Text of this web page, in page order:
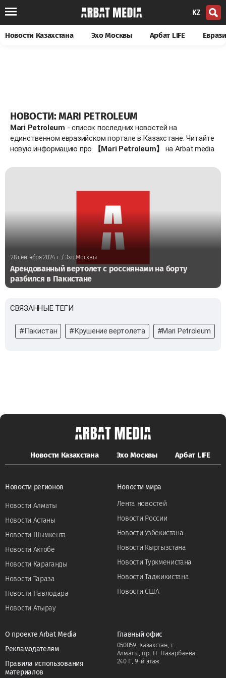
KZ
Новости Казахстана Эхо Москвы Арбат LIFE
НОВОСТИ: MARI PETROLEUM
Mari Petroleum - список последних новостей на
единственном евразийском портале в Казахстане. Читайте
новую информацию про
【Mari Petroleum】 на Arbat media
28 сентября 2024 г./ Эхо Москвы
Арендованный вертолет с россиянами на борту
разбился в Пакистане
СВЯЗАННЫЕ ТЕГИ
#Пакистан #Крушение вертолета #Mari Petroleum
Новости Казахстана Эхо Москвы Арбат LIFE
Новости регионов
Новости Алматы
Новости Астаны
Новости Шымкента
Новости Актобе
Новости Караганды
Новости Тараза
Новости Павлодара
Новости Атырау
Новости мира
Лента новостей
Новости России
Новости Узбекистана
Новости Кыргызстана
Новости Туркменистана
Новости Таджикистана
Новости США
О проекте Arbat Media
Рекламодателям
Правила использования
материалов
Главный офис
050059, Казахстан, г.
Алматы, пр. Н. Назарбаева
240 Г, 9-й этаж.